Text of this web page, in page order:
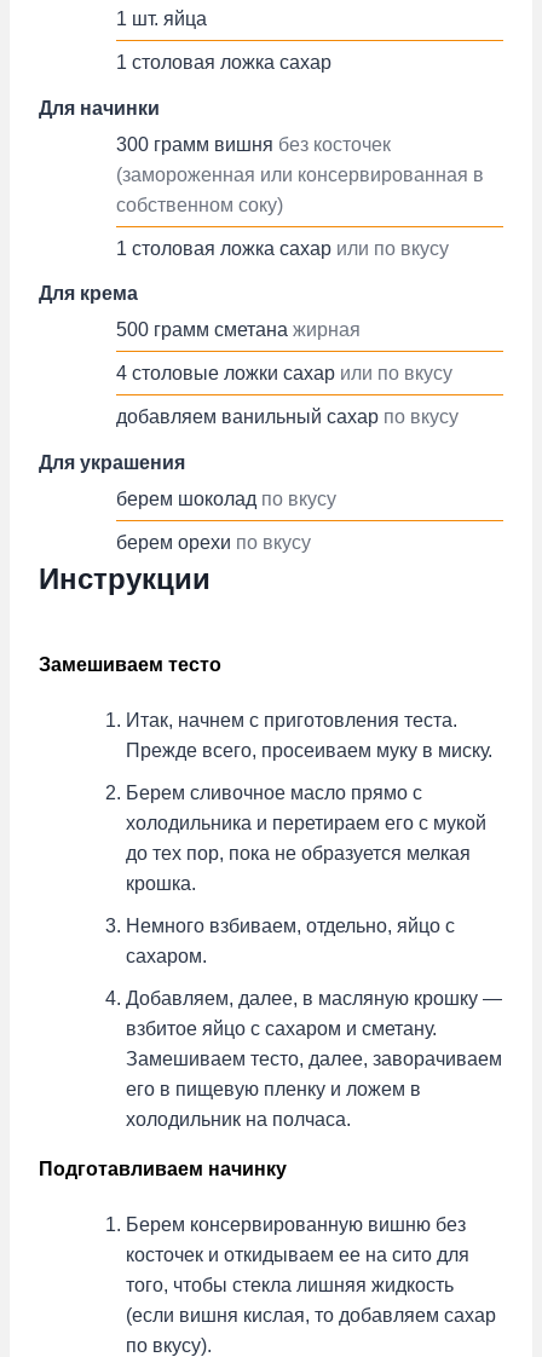
1 шт. яйца
1 столовая ложка сахар
Для начинки
300 грамм вишня без косточек
(замороженная или консервированная в
собственном соку)
1 столовая ложка сахар или по вкусу
Для крема
500 грамм сметана жирная
4 столовые ложки сахар или по вкусу
добавляем ванильный сахар по вкусу
Для украшения
берем шоколад по вкусу
берем орехи по вкусу
Инструкции
Замешиваем тесто
Итак, начнем с приготовления теста.
Прежде всего, просеиваем муку в миску.
Берем сливочное масло прямо с
холодильника и перетираем его с мукой
до тех пор, пока не образуется мелкая
крошка.
Немного взбиваем, отдельно, яйцо с
сахаром.
Добавляем, далее, в масляную крошку —
взбитое яйцо с сахаром и сметану.
Замешиваем тесто, далее, заворачиваем
его в пищевую пленку и ложем в
холодильник на полчаса.
Подготавливаем начинку
Берем консервированную вишню без
косточек и откидываем ее на сито для
того, чтобы стекла лишняя жидкость
(если вишня кислая, то добавляем сахар
по вкусу).